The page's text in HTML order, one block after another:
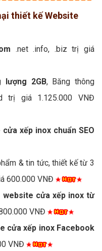
thiết kế Website
.net .info, .biz trị giá
lượng 2GB, Băng thông
trị giá 1.125.000 VNĐ
xếp inox chuẩn SEO
& tin tức, thiết kế từ 3
600.000 VNĐ
website cửa xếp inox từ
VNĐ
cửa xếp inox Facebook
VNĐ